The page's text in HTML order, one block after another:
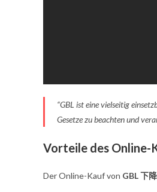
“GBL ist eine vielseitig
Gesetze zu beachten und
Vorteile des Online-
Der Online-Kauf von GBL 下降